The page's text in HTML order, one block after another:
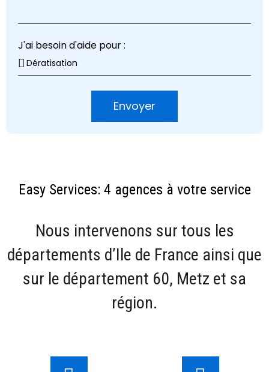
J'ai besoin d'aide pour :
Envoyer
Easy Services: 4 agences à votre service
Nous intervenons sur tous les
départements d’Ile de France ainsi que
sur le département 60, Metz et sa
région.